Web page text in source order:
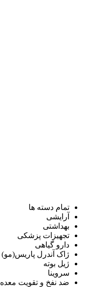
تمام دسته ها
آرایشی
بهداشتی
تجهیزات پزشکی
دارو گیاهی
ژاک آندرل پاریس(مو)
ژیل بوته
سروینا
ضد نفخ و تقویت معده